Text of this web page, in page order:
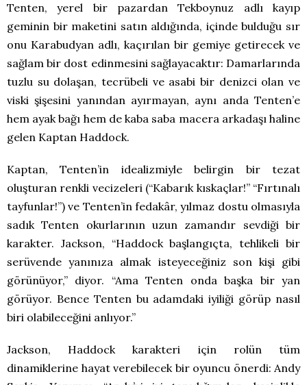
Tenten, yerel bir pazardan Tekboynuz adlı kayıp
geminin bir maketini satın aldığında, içinde bulduğu sır
onu Karabudyan adlı, kaçırılan bir gemiye getirecek ve
sağlam bir dost edinmesini sağlayacaktır: Damarlarında
tuzlu su dolaşan, tecrübeli ve asabi bir denizci olan ve
viski şişesini yanından ayırmayan, aynı anda Tenten’e
hem ayak bağı hem de kaba saba macera arkadaşı haline
gelen Kaptan Haddock.
Kaptan, Tenten’in idealizmiyle belirgin bir tezat
oluşturan renkli vecizeleri (“Kabarık kıskaçlar!” “Fırtınalı
tayfunlar!”) ve Tenten’in fedakâr, yılmaz dostu olmasıyla
sadık Tenten okurlarının uzun zamandır sevdiği bir
karakter. Jackson, “Haddock başlangıçta, tehlikeli bir
serüvende yanınıza almak isteyeceğiniz son kişi gibi
görünüyor,” diyor. “Ama Tenten onda başka bir yan
görüyor. Bence Tenten bu adamdaki iyiliği görüp nasıl
biri olabileceğini anlıyor.”
Jackson, Haddock karakteri için rolün tüm
dinamiklerine hayat verebilecek bir oyuncu önerdi: Andy